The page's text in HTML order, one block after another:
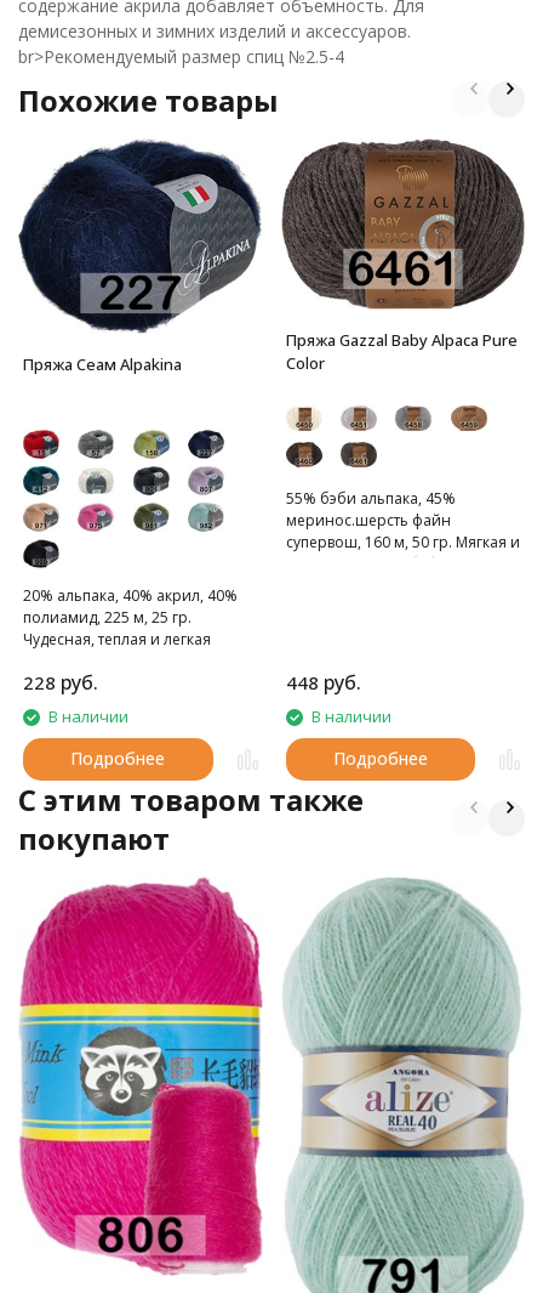
содержание акрила добавляет объемность. Для
демисезонных и зимних изделий и аксессуаров.
br>Рекомендуемый размер спиц №2.5-4
Похожие товары
Пряжа Сеам Alpakina
20% альпака, 40% акрил, 40%
полиамид, 225 м, 25 гр.
Чудесная, теплая и легкая
228 руб.
В наличии
Подробнее
Пряжа Gazzal Baby Alpaca Pure
Color
55% бэби альпака, 45%
меринос.шерсть файн
супервош, 160 м, 50 гр. Мягкая и
теплая пряжа из бэби альпака.
448 руб.
В наличии
Подробнее
C этим товаром также
покупают